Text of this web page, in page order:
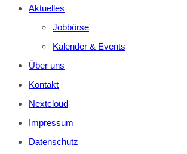
Aktuelles
Jobbörse
Kalender & Events
Über uns
Kontakt
Nextcloud
Impressum
Datenschutz